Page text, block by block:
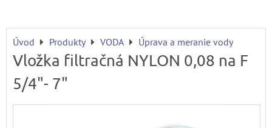
Úvod Produkty VODA Úprava a meranie vody
Vložka filtračná NYLON 0,08 na F
5/4"- 7"